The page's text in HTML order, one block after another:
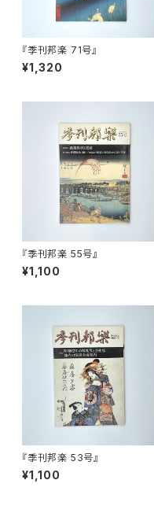
『季刊邦楽 71号』
¥1,320
『季刊邦楽 55号』
¥1,100
『季刊邦楽 53号』
¥1,100